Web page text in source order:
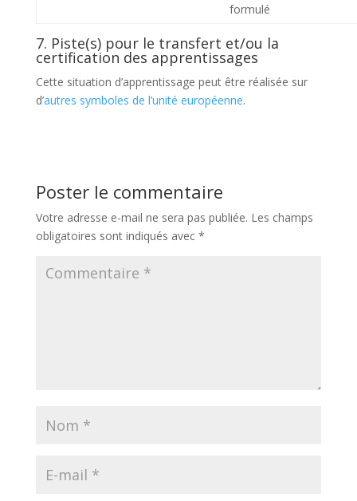
formulé
7. Piste(s) pour le transfert et/ou la
certification des apprentissages
Cette situation d’apprentissage peut être réalisée sur
d’autres symboles de l’unité européenne.
Poster le commentaire
Votre adresse e-mail ne sera pas publiée. Les champs
obligatoires sont indiqués avec *